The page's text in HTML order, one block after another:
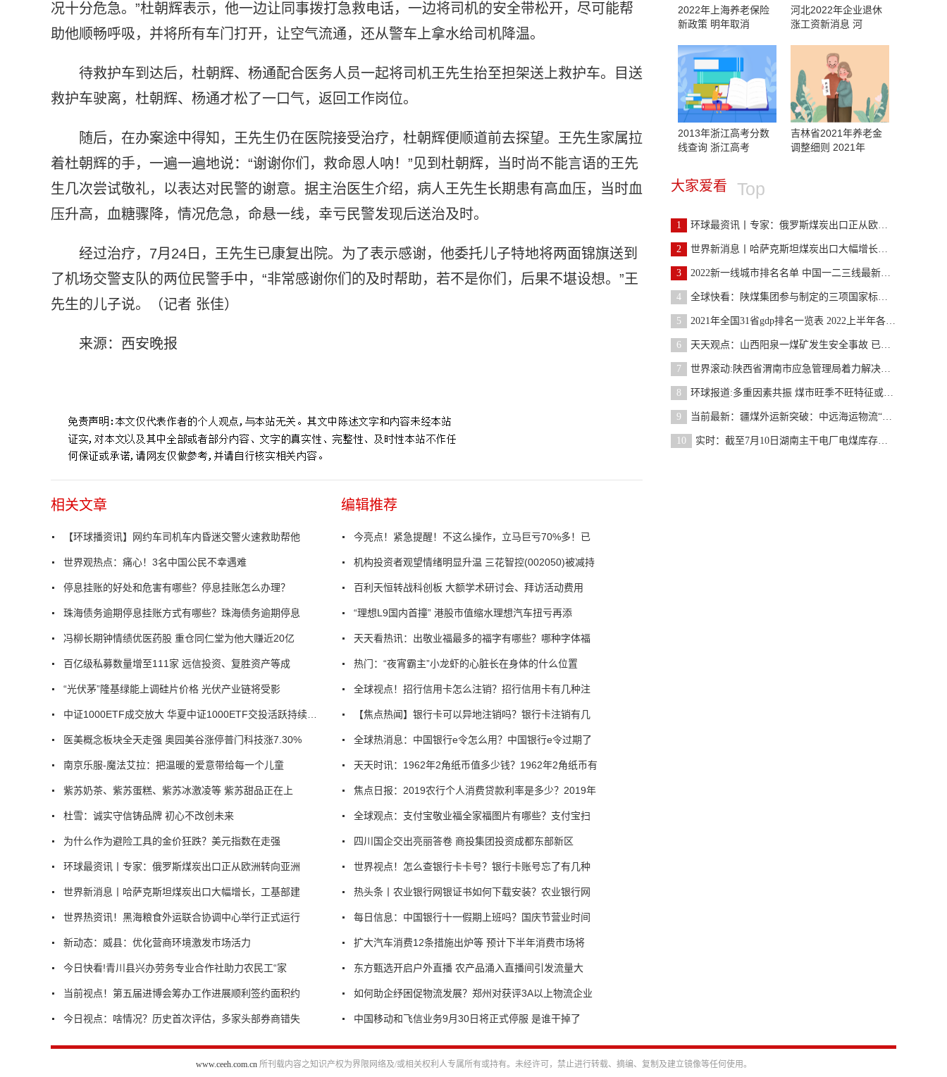
况十分危急。”杜朝辉表示，他一边让同事拨打急救电话，一边将司机的安全带松开，尽可能帮
助他顺畅呼吸，并将所有车门打开，让空气流通，还从警车上拿水给司机降温。
待救护车到达后，杜朝辉、杨通配合医务人员一起将司机王先生抬至担架送上救护车。目送
救护车驶离，杜朝辉、杨通才松了一口气，返回工作岗位。
随后，在办案途中得知，王先生仍在医院接受治疗，杜朝辉便顺道前去探望。王先生家属拉
着杜朝辉的手，一遍一遍地说：“谢谢你们，救命恩人呐！”见到杜朝辉，当时尚不能言语的王先
生几次尝试敬礼，以表达对民警的谢意。据主治医生介绍，病人王先生长期患有高血压，当时血
压升高，血糖骤降，情况危急，命悬一线，幸亏民警发现后送治及时。
经过治疗，7月24日，王先生已康复出院。为了表示感谢，他委托儿子特地将两面锦旗送到
了机场交警支队的两位民警手中，“非常感谢你们的及时帮助，若不是你们，后果不堪设想。”王
先生的儿子说。（记者 张佳）
来源：西安晚报
相关文章
【环球播资讯】网约车司机车内昏迷交警火速救助帮他
世界观热点：痛心！3名中国公民不幸遇难
停息挂账的好处和危害有哪些？停息挂账怎么办理？
珠海债务逾期停息挂账方式有哪些？珠海债务逾期停息
冯柳长期钟情绩优医药股 重仓同仁堂为他大赚近20亿
百亿级私募数量增至111家 远信投资、复胜资产等成
“光伏茅”隆基绿能上调硅片价格 光伏产业链将受影
医美概念板块全天走强 奥园美谷涨停普门科技涨7.30%
南京乐服-魔法艾拉：把温暖的爱意带给每一个儿童
紫苏奶茶、紫苏蛋糕、紫苏冰激凌等 紫苏甜品正在上
杜雪：诚实守信铸品牌 初心不改创未来
为什么作为避险工具的金价狂跌？美元指数在走强
环球最资讯丨专家：俄罗斯煤炭出口正从欧洲转向亚洲
世界新消息丨哈萨克斯坦煤炭出口大幅增长，工基部建
世界热资讯！黑海粮食外运联合协调中心举行正式运行
新动态：威县：优化营商环境激发市场活力
今日快看!青川县兴办劳务专业合作社助力农民工“家
当前视点！第五届进博会筹办工作进展顺利签约面积约
今日视点：啥情况？历史首次评估，多家头部券商错失
编辑推荐
今亮点！紧急提醒！不这么操作，立马巨亏70%多！已
机构投资者观望情绪明显升温 三花智控(002050)被减持
百利天恒转战科创板 大额学术研讨会、拜访活动费用
“理想L9国内首撞” 港股市值缩水理想汽车扭亏再添
天天看热讯：出敬业福最多的福字有哪些？哪种字体福
热门：“夜宵霸主”小龙虾的心脏长在身体的什么位置
全球视点！招行信用卡怎么注销？招行信用卡有几种注
【焦点热闻】银行卡可以异地注销吗？银行卡注销有几
全球热消息：中国银行e令怎么用？中国银行e令过期了
天天时讯：1962年2角纸币值多少钱？1962年2角纸币有
焦点日报：2019农行个人消费贷款利率是多少？2019年
全球观点：支付宝敬业福全家福图片有哪些？支付宝扫
四川国企交出亮丽答卷 商投集团投资成都东部新区
世界视点！怎么查银行卡卡号？银行卡账号忘了有几种
热头条丨农业银行网银证书如何下载安装？农业银行网
每日信息：中国银行十一假期上班吗？国庆节营业时间
扩大汽车消费12条措施出炉等 预计下半年消费市场将
东方甄选开启户外直播 农产品涌入直播间引发流量大
如何助企纾困促物流发展？郑州对获评3A以上物流企业
中国移动和飞信业务9月30日将正式停服 是谁干掉了
2022年上海养老保险
新政策 明年取消
河北2022年企业退休
涨工资新消息 河
2013年浙江高考分数
线查询 浙江高考
吉林省2021年养老金
调整细则 2021年
大家爱看 Top
1 环球最资讯丨专家：俄罗斯煤炭出口正从欧洲转向亚洲
2 世界新消息丨哈萨克斯坦煤炭出口大幅增长，工基部建
3 2022新一线城市排名名单 中国一二三线最新排名
4 全球快看：陕煤集团参与制定的三项国家标准正式实施
5 2021年全国31省gdp排名一览表 2022上半年各省gdp
6 天天观点：山西阳泉一煤矿发生安全事故 已责令停产
7 世界滚动:陕西省渭南市应急管理局着力解决煤矿事故
8 环球报道:多重因素共振 煤市旺季不旺特征或愈发明显
9 当前最新：疆煤外运新突破：中远海运物流“铁水联运
10 实时：截至7月10日湖南主干电厂电煤库存可用近30天
www.ceeh.com.cn所刊载内容之知识产权为界限网络及/或相关权利人专属所有或持有。未经许可，禁止进行转载、摘编、复制及建立镜像等任何使用。